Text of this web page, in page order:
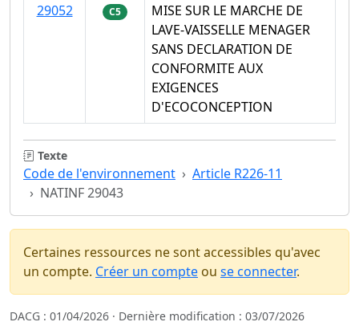
29052
C5
MISE SUR LE MARCHE DE
LAVE-VAISSELLE MENAGER
SANS DECLARATION DE
CONFORMITE AUX
EXIGENCES
D'ECOCONCEPTION
Texte
Code de l'environnement
Article R226-11
NATINF 29043
Certaines ressources ne sont accessibles qu'avec
un compte. Créer un compte ou se connecter.
DACG : 01/04/2026 · Dernière modification : 03/07/2026